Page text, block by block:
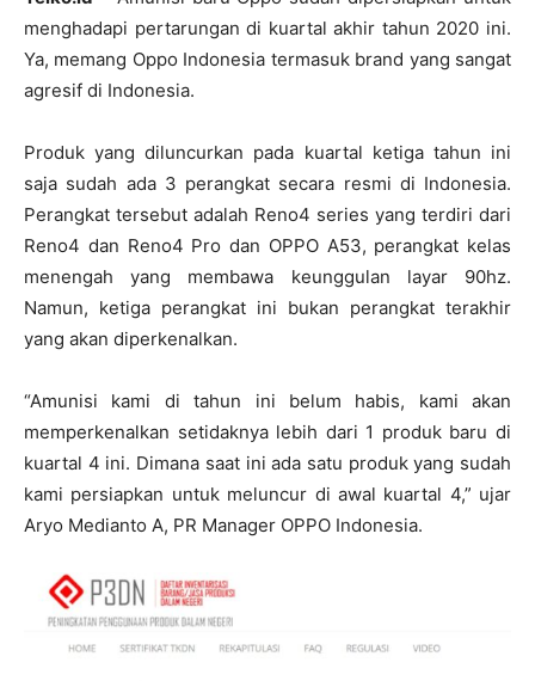
menghadapi pertarungan di kuartal akhir tahun 2020 ini.
Ya, memang Oppo Indonesia termasuk brand yang sangat
agresif di Indonesia.
Produk yang diluncurkan pada kuartal ketiga tahun ini
saja sudah ada 3 perangkat secara resmi di Indonesia.
Perangkat tersebut adalah Reno4 series yang terdiri dari
Reno4 dan Reno4 Pro dan OPPO A53, perangkat kelas
menengah yang membawa keunggulan layar 90hz.
Namun, ketiga perangkat ini bukan perangkat terakhir
yang akan diperkenalkan.
“Amunisi kami di tahun ini belum habis, kami akan
memperkenalkan setidaknya lebih dari 1 produk baru di
kuartal 4 ini. Dimana saat ini ada satu produk yang sudah
kami persiapkan untuk meluncur di awal kuartal 4,” ujar
Aryo Medianto A, PR Manager OPPO Indonesia.